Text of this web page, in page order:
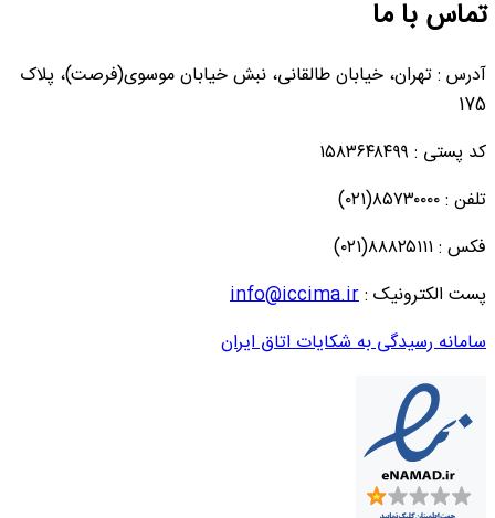
تماس با ما
آدرس : تهران، خیابان طالقانی، نبش خیابان موسوی(فرصت)، پلاک
175
کد پستی : ۱۵۸۳۶۴۸۴۹۹
تلفن : ۸۵۷۳۰۰۰۰(۰۲۱)
فکس : ۸۸۸۲۵۱۱۱(۰۲۱)
پست الکترونیک :info@iccima.ir
سامانه رسیدگی به شکایات اتاق ایران